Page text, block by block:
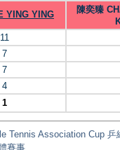
YING YING
陳奕臻
11
7
7
4
1
Tennis Association Cup 乒
賽事